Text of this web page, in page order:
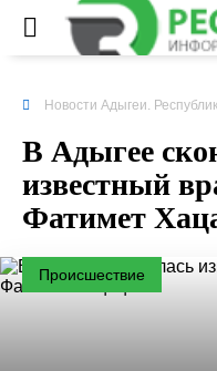
Новости Адыгеи.
В Адыгее
известный
Фатимет
Происшествие